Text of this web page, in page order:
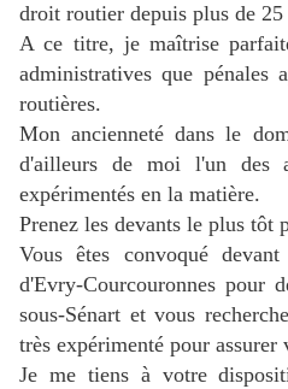
droit routier depuis plus de 25
A ce titre, je maîtrise
administratives que pénales
routières.
Mon ancienneté dans le
d'ailleurs de moi l'un des
expérimentés en la matière.
Prenez les devants le plus tôt
Vous êtes convoqué
d'Evry-Courcouronnes pour
sous-Sénart et vous
très expérimenté pour assurer
Je me tiens à votre